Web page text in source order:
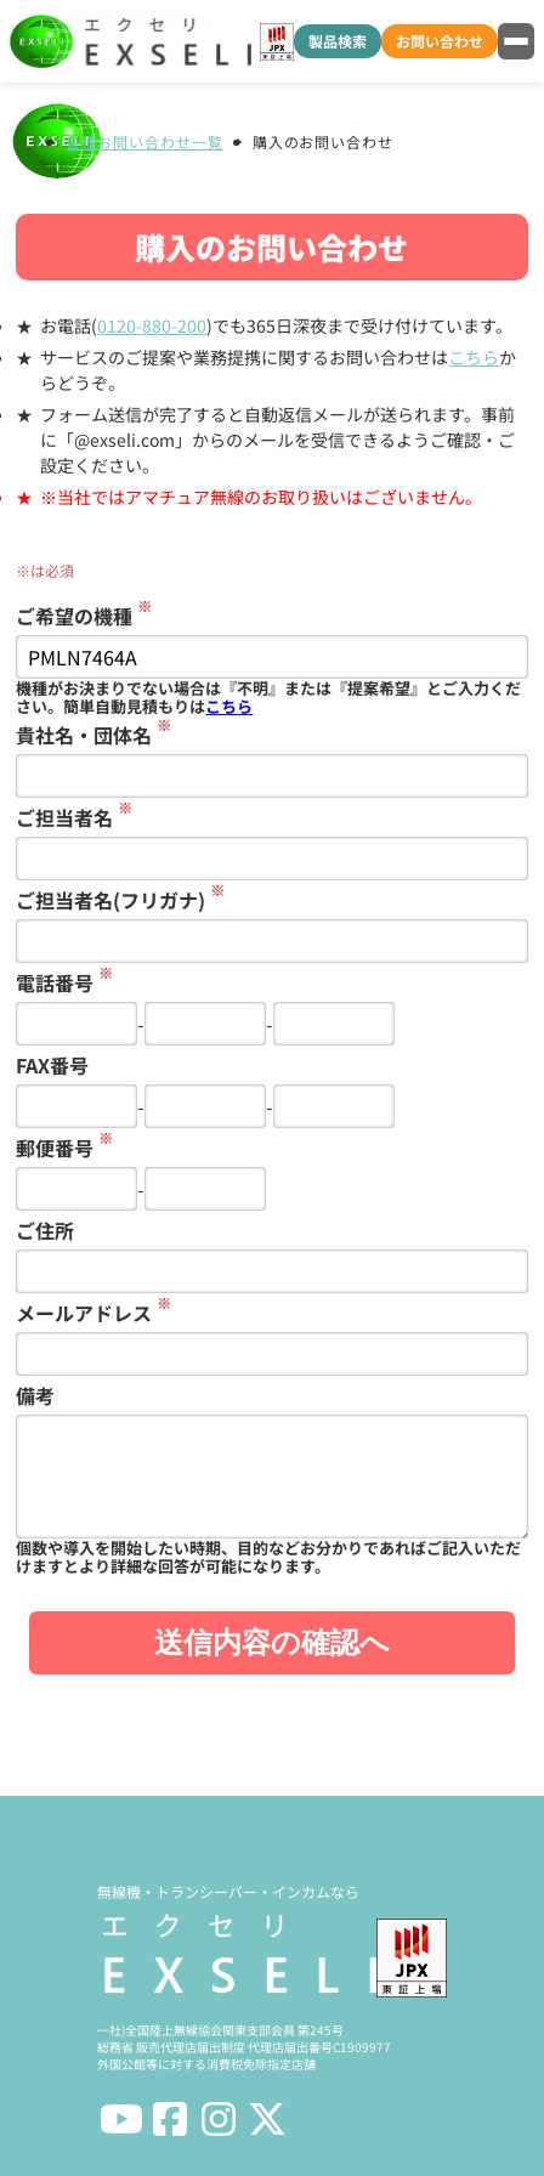
製品検索 お問い合わせ
各種お問い合わせ一覧 購入のお問い合わせ
購入のお問い合わせ
お電話(0120-880-200)でも365日深夜まで受け付けています。
サービスのご提案や業務提携に関するお問い合わせはこちらか
らどうぞ。
フォーム送信が完了すると自動返信メールが送られます。事前
に「@exseli.com」からのメールを受信できるようご確認・ご
設定ください。
※当社ではアマチュア無線のお取り扱いはございません。
※は必須
ご希望の機種 ※
機種がお決まりでない場合は『不明』または『提案希望』とご入力くだ
さい。簡単自動見積もりはこちら
貴社名・団体名 ※
ご担当者名 ※
ご担当者名(フリガナ) ※
電話番号 ※
-
-
FAX番号
-
-
郵便番号 ※
-
ご住所
メールアドレス ※
備考
個数や導入を開始したい時期、目的などお分かりであればご記入いただ
けますとより詳細な回答が可能になります。
送信内容の確認へ
無線機・トランシーバー・インカムなら
一社)全国陸上無線協会関東支部会員 第245号
総務省 販売代理店届出制度 代理店届出番号C1909977
外国公館等に対する消費税免除指定店舗